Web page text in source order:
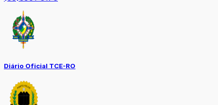
Diário Oficial TCE-RO